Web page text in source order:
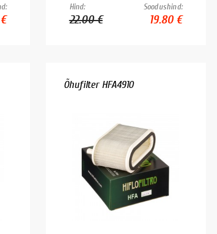
Hind:
22.00 €
Soodushind:
19.80 €
Õhufilter HFA4910